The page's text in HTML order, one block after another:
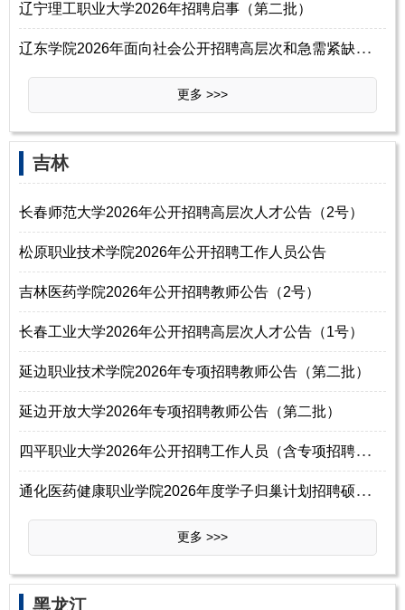
辽宁理工职业大学2026年招聘启事（第二批）
辽
东学院2026年面向社会公开招聘高层次和急需紧缺工作人员公告(第二批)
更多 >>>
吉林
长春师范大学2026年公开招聘高层次人才公告（2号）
松原职业技术学院2026年公开招聘工作人员公告
吉林医药学院2026年公开招聘教师公告（2号）
长春工业大学2026年公开招聘高层次人才公告（1号）
延边职业技术学院2026年专项招聘教师公告（第二批）
延边开放大学2026年专项招聘教师公告（第二批）
四
平职业大学2026年公开招聘工作人员（含专项招聘高校毕业生）公告（5号）
通
化医药健康职业学院2026年度学子归巢计划招聘硕士研究生及以上学历工作人
更多 >>>
黑龙江